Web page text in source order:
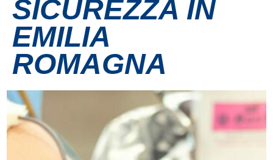
Contatti
Grandi eventi
Ospedale Virtuale
MotoRare
SICUREZZA IN
EMILIA
ROMAGNA